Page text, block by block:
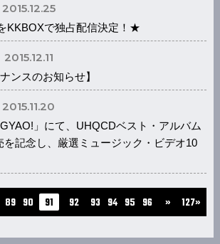
2015.12.25
KKBOXで独占配信決定！★
2015.12.11
ンスのお知らせ】
2015.11.20
」にて、UHQCDベスト・アルバム
を記念し、厳選ミュージック・ビデオ10
89 90 91 92 93 94 95 96 » 127»